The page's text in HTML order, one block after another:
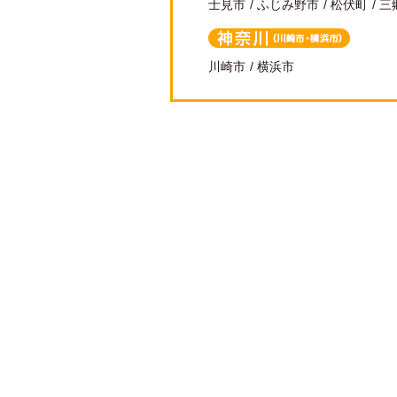
士見市
ふじみ野市 松伏町 三
川崎市
横浜市